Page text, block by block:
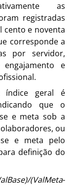
as
registradas
cento e noventa
corresponde a
por servidor,
e
índice geral é
que o
e meta sob a
ou
e meta pelo
definição do
lBase)/(ValMeta-